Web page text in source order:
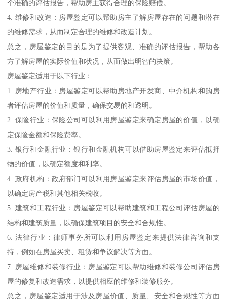
个准确的评估报告，帮助房主获得合理的保险赔偿。
4. 维修和改造：房屋鉴定可以帮助房主了解房屋存在的问题和潜在
的维修需求，从而制定合理的维修和改造计划。
总之，房屋鉴定的目的是为了提供客观、准确的评估报告，帮助各
方了解房屋的实际价值和状况，从而做出明智的决策。
房屋鉴定适用于以下行业：
1. 房地产行业：房屋鉴定可以帮助房地产开发商、中介机构和购房
者评估房屋的价值和质量，确保交易的和透明。
2. 保险行业：保险公司可以利用房屋鉴定来确定房屋的价值，以确
定保险金额和保险费率。
3. 银行和金融行业：银行和金融机构可以借助房屋鉴定来评估抵押
物的价值，以确定额度和利率。
4. 政府机构：政府部门可以利用房屋鉴定来评估房屋的市场价值，
以确定房产税和其他相关税收。
5. 建筑和工程行业：房屋鉴定可以帮助建筑和工程公司评估房屋的
结构和建筑质量，以确保建筑项目的安全和合规性。
6. 法律行业：律师事务所可以利用房屋鉴定来提供法律咨询和支
持，例如在房屋买卖、租赁和争议解决等方面。
7. 房屋维修和装修行业：房屋鉴定可以帮助维修和装修公司评估房
屋的修复和改造需求，以提供相应的维修和装修服务。
总之，房屋鉴定适用于涉及房屋价值、质量、安全和合规性等方面